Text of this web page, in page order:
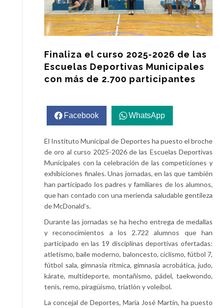
Finaliza el curso 2025-2026 de las
Escuelas Deportivas Municipales
con más de 2.700 participantes
Facebook WhatsApp
El Instituto Municipal de Deportes ha puesto el broche
de oro al curso 2025-2026 de las Escuelas Deportivas
Municipales con la celebración de las competiciones y
exhibiciones finales. Unas jornadas, en las que también
han participado los padres y familiares de los alumnos,
que han contado con una merienda saludable gentileza
de McDonald’s.
Durante las jornadas se ha hecho entrega de medallas
y reconocimientos a los 2.722 alumnos que han
participado en las 19 disciplinas deportivas ofertadas:
atletismo, baile moderno, baloncesto, ciclismo, fútbol 7,
fútbol sala, gimnasia rítmica, gimnasia acrobática, judo,
kárate, multideporte, montañismo, pádel, taekwondo,
tenis, remo, piragüismo, triatlón y voleibol.
La concejal de Deportes, María José Martín, ha puesto